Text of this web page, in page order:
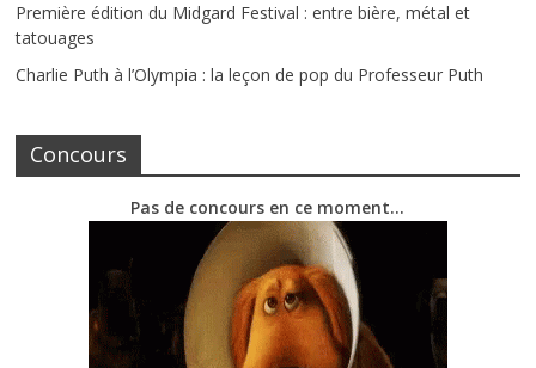
Première édition du Midgard Festival : entre bière, métal et
tatouages
Charlie Puth à l’Olympia : la leçon de pop du Professeur Puth
Concours
Pas de concours en ce moment…